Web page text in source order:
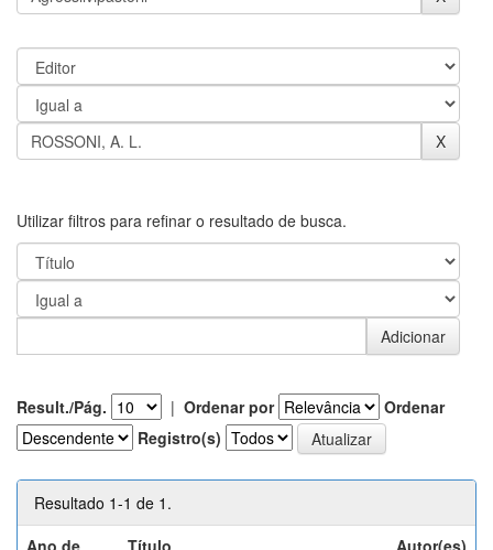
Utilizar filtros para refinar o resultado de busca.
Result./Pág. | Ordenar por
Ordenar
Registro(s)
Resultado 1-1 de 1.
Ano de
Título Autor(es)